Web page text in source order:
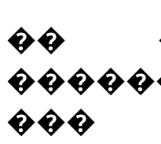
��
���